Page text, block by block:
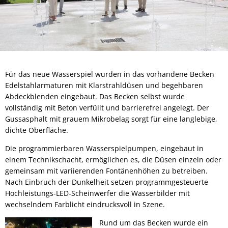
Für das neue Wasserspiel wurden in das vorhandene Becken
Edelstahlarmaturen mit Klarstrahldüsen und begehbaren
Abdeckblenden eingebaut. Das Becken selbst wurde
vollständig mit Beton verfüllt und barrierefrei angelegt. Der
Gussasphalt mit grauem Mikrobelag sorgt für eine langlebige,
dichte Oberfläche.
Die programmierbaren Wasserspielpumpen, eingebaut in
einem Technikschacht, ermöglichen es, die Düsen einzeln oder
gemeinsam mit variierenden Fontänenhöhen zu betreiben.
Nach Einbruch der Dunkelheit setzen programmgesteuerte
Hochleistungs-LED-Scheinwerfer die Wasserbilder mit
wechselndem Farblicht eindrucksvoll in Szene.
Rund um das Becken wurde ein